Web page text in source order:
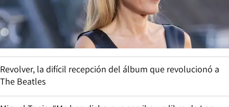
Revolver, la difícil recepción del álbum que revolucionó a
The Beatles